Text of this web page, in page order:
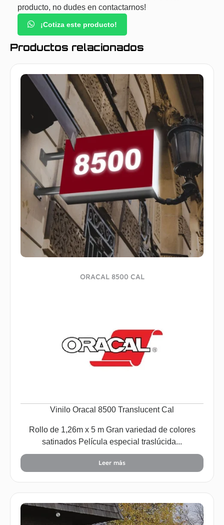
producto, no dudes en contactarnos!
¡Cotiza este producto!
Productos relacionados
ORACAL 8500 CAL
Vinilo Oracal 8500 Translucent Cal
Rollo de 1,26m x 5 m Gran variedad de colores
satinados Película especial traslúcida...
Leer más